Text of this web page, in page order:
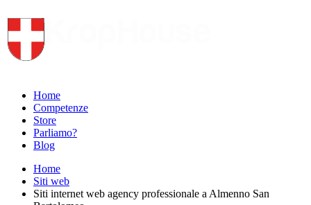
Home
Competenze
Store
Parliamo?
Blog
Home
Siti web
Siti internet web agency professionale a Almenno San